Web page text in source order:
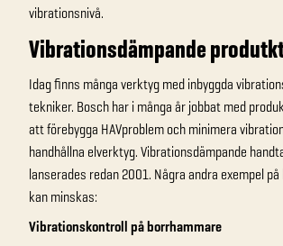
vibrationsnivå.
Vibrationsdämpande
Idag finns många verktyg med inbyggda
tekniker. Bosch har i många år jobbat med
att förebygga HAVproblem och minimera
handhållna elverktyg. Vibrationsdämpande
lanserades redan 2001. Några andra exempel
kan minskas:
Vibrationskontroll på borrhammare